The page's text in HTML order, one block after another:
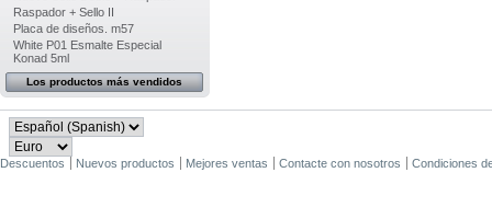
Raspador + Sello II
Placa de diseños. m57
White P01 Esmalte Especial
Konad 5ml
Los productos más vendidos
Descuentos Nuevos productos Mejores ventas Contacte con nosotros Condiciones